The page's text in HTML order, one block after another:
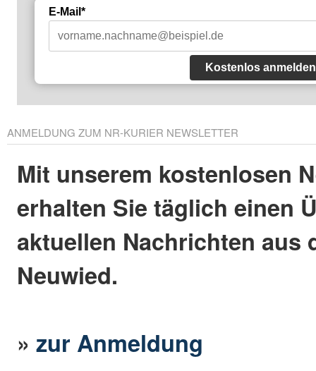
E-Mail*
Kostenlos anmelden
ANMELDUNG ZUM NR-KURIER NEWSLETTER
Mit unserem kostenlosen
erhalten Sie täglich einen
aktuellen Nachrichten aus
Neuwied.
»zur Anmeldung